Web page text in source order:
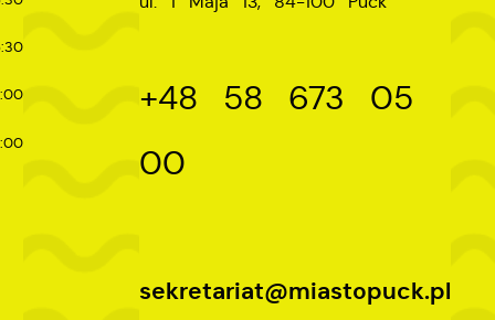
+48 58 673 05
00
sekretariat@miastopuck.pl